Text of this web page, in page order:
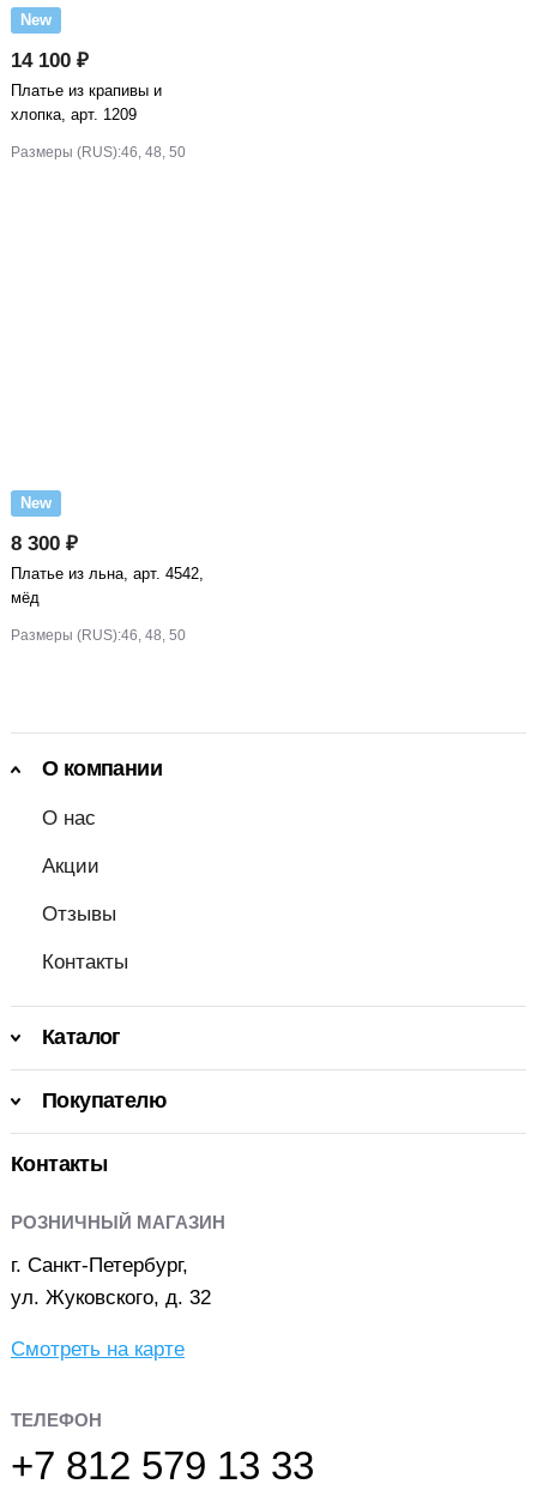
New
14 100 ₽
Платье из крапивы и
хлопка, арт. 1209
Размеры (RUS):46, 48, 50
New
8 300 ₽
Платье из льна, арт. 4542,
мёд
Размеры (RUS):46, 48, 50
О компании
О нас
Акции
Отзывы
Контакты
Каталог
Покупателю
Контакты
РОЗНИЧНЫЙ МАГАЗИН
г. Санкт-Петербург,
ул. Жуковского, д. 32
Смотреть на карте
ТЕЛЕФОН
+7 812 579 13 33